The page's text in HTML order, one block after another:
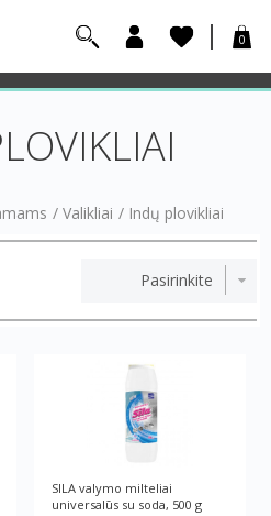
0
/ Valikliai / Indų plovikliai
SILA valymo milteliai
universalūs su soda, 500 g